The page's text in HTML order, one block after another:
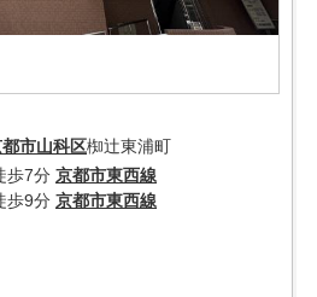
市山科区椥辻東浦町
歩7分 京都市東西線
歩9分 京都市東西線